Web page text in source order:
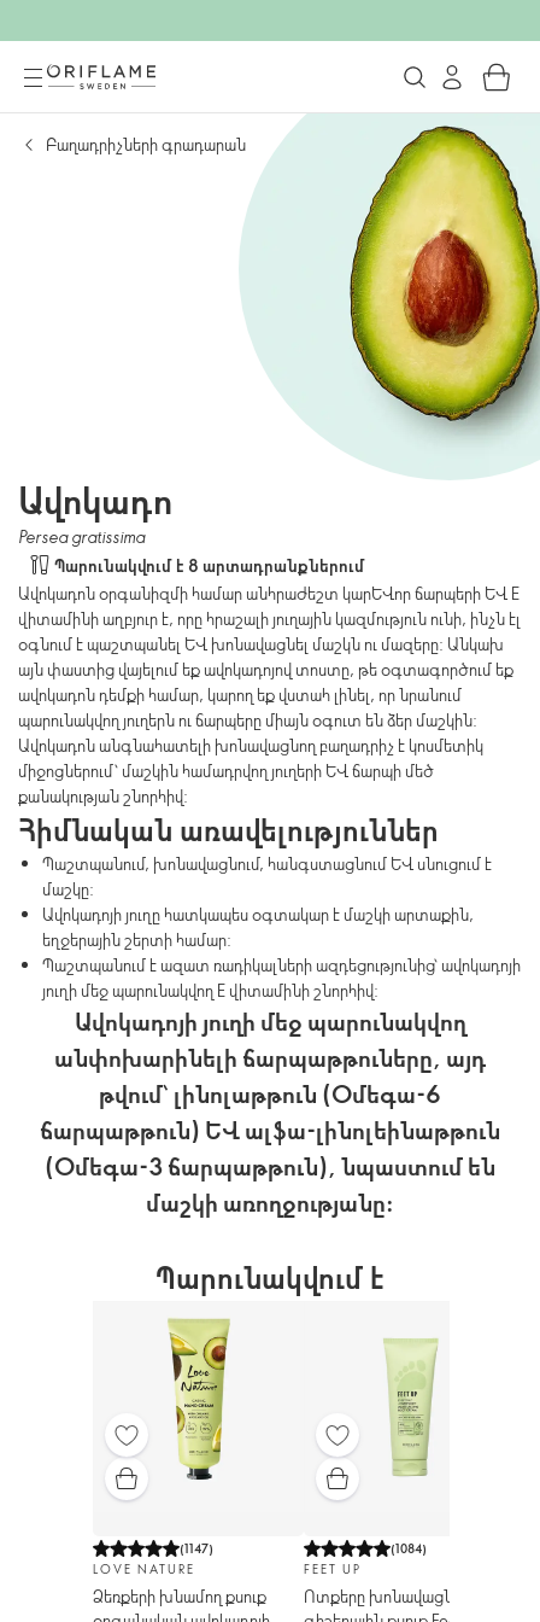
Բաղադրիչների գրադարան
Ավոկադո
Persea gratissima
Պարունակվում է 8 արտադրանքներում
Ավոկադոն օրգանիզմի համար անհրաժեշտ կարևոր ճարպերի և E
վիտամինի աղբյուր է, որը հրաշալի յուղային կազմություն ունի, ինչն էլ
օգնում է պաշտպանել և խոնավացնել մաշկն ու մազերը: Անկախ
այն փաստից վայելում եք ավոկադոյով տոստը, թե օգտագործում եք
ավոկադոն դեմքի համար, կարող եք վստահ լինել, որ նրանում
պարունակվող յուղերն ու ճարպերը միայն օգուտ են ձեր մաշկին:
Ավոկադոն անգնահատելի խոնավացնող բաղադրիչ է կոսմետիկ
միջոցներում՝ մաշկին համադրվող յուղերի և ճարպի մեծ
քանակության շնորհիվ:
Հիմնական առավելություններ
Պաշտպանում, խոնավացնում, հանգստացնում և սնուցում է
մաշկը:
Ավոկադոյի յուղը հատկապես օգտակար է մաշկի արտաքին,
եղջերային շերտի համար:
Պաշտպանում է ազատ ռադիկալների ազդեցությունից՝ ավոկադոյի
յուղի մեջ պարունակվող E վիտամինի շնորհիվ:
Ավոկադոյի յուղի մեջ պարունակվող
անփոխարինելի ճարպաթթուները, այդ
թվում՝ լինոլաթթուն (Օմեգա-6
ճարպաթթուն) և ալֆա-լինոլեինաթթուն
(Օմեգա-3 ճարպաթթուն), նպաստում են
մաշկի առողջությանը:
Պարունակվում է
(1147)
LOVE NATURE
Ձեռքերի խնամող քսուք
(1084)
FEET UP
Ոտքերը խոնավացնող